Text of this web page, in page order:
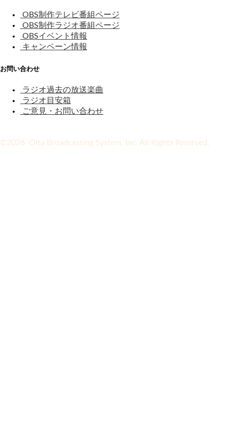
OBS制作テレビ番組ページ
OBS制作ラジオ番組ページ
OBSイベント情報
キャンペーン情報
お問い合わせ
ラジオ過去の放送楽曲
ラジオ目安箱
ご意見・お問い合わせ
©2026 Oita Broadcasting System, Inc. All Rights Reserved.